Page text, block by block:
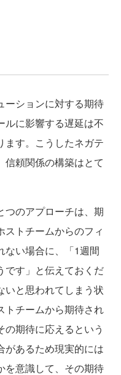
ションに対する期待
ルに影響する遅延は不
ます。こうしたネガテ
信頼関係の構築はとて
のアプローチは、期
トチームからのフィ
ない場合に、「1週間
です」と伝えておくだ
いと思われてしまう状
トチームから期待され
期待に応えるという
があるため現実的には
を意識して、その期待